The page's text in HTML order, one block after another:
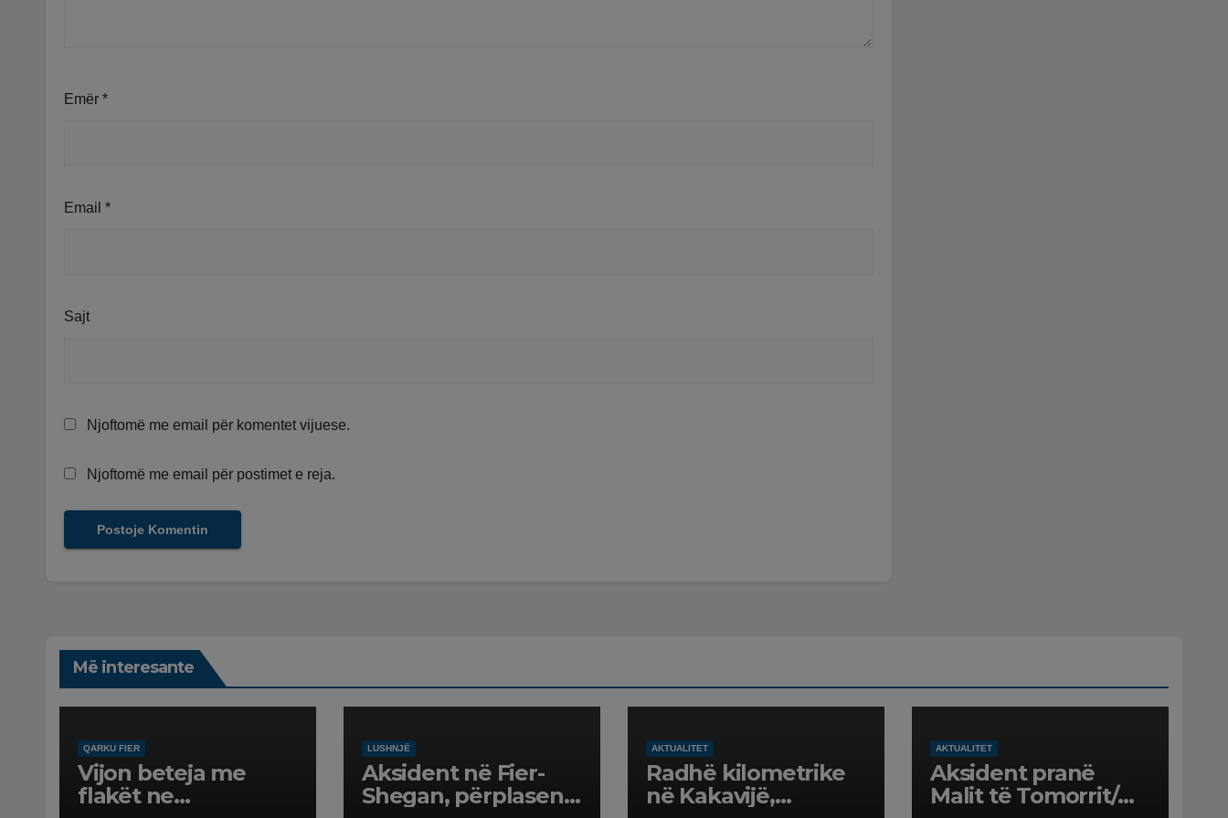
Emër *
Email *
Sajt
Njoftomë me email për komentet vijuese.
Njoftomë me email për postimet e reja.
Më interesante
QARKU FIER
Vijon beteja me
flakët ne
LUSHNJË
Aksident në Fier-
Shegan, përplasen
AKTUALITET
Radhë kilometrike
në Kakavijë,
AKTUALITET
Aksident pranë
Malit të Tomorrit/